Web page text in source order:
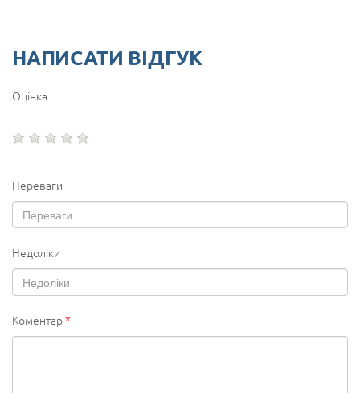
НАПИСАТИ ВІДГУК
Оцінка
Переваги
Недоліки
Коментар*